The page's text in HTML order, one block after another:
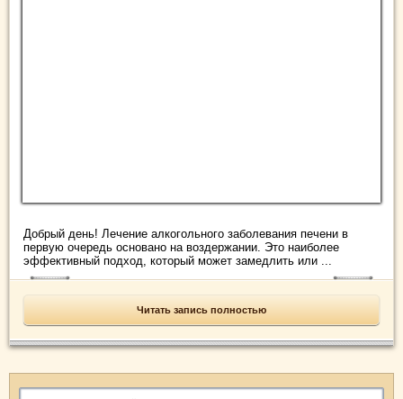
Добрый день! Лечение алкогольного заболевания печени в
первую очередь основано на воздержании. Это наиболее
эффективный подход, который может замедлить или ...
Читать запись полностью